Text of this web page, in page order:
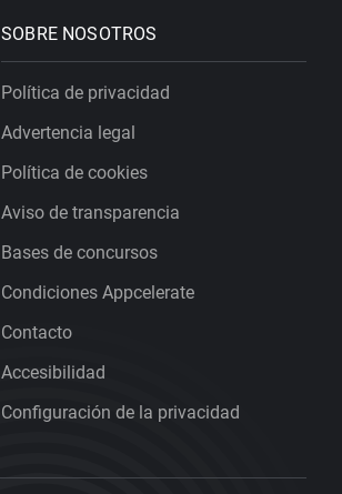
SOBRE NOSOTROS
Política de privacidad
Advertencia legal
Política de cookies
Aviso de transparencia
Bases de concursos
Condiciones Appcelerate
Contacto
Accesibilidad
Configuración de la privacidad